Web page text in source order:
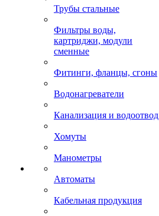
Трубы стальные
Фильтры воды,
картриджи, модули
сменные
Фитинги, фланцы, сгоны
Водонагреватели
Канализация и водоотвод
Хомуты
Манометры
Автоматы
Кабельная продукция